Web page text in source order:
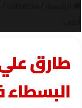
طارق
البسطاء